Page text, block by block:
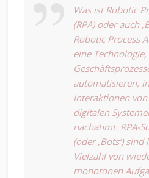
Was ist Robotic
(RPA) oder auch
Robotic Process
eine
automatisieren,
Interaktionen
digitalen
nachahmt. RPA-
(oder ‚Bots‘)
Vielzahl von
monotonen